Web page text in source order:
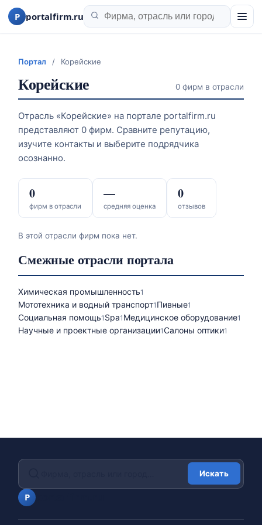
P portalfirm.ru
Портал / Корейские
Корейские 0 фирм в отрасли
Отрасль «Корейские» на портале portalfirm.ru
представляют 0 фирм. Сравните репутацию,
изучите контакты и выберите подрядчика
осознанно.
фирм в отрасли
0
средняя оценка
—
отзывов
0
В этой отрасли фирм пока нет.
Смежные отрасли портала
Химическая промышленность1
Мототехника и водный транспорт1 Пивные1
Социальная помощь1 Spa1 Медицинское оборудование1
Научные и проектные организации1Салоны оптики1
P
Искать